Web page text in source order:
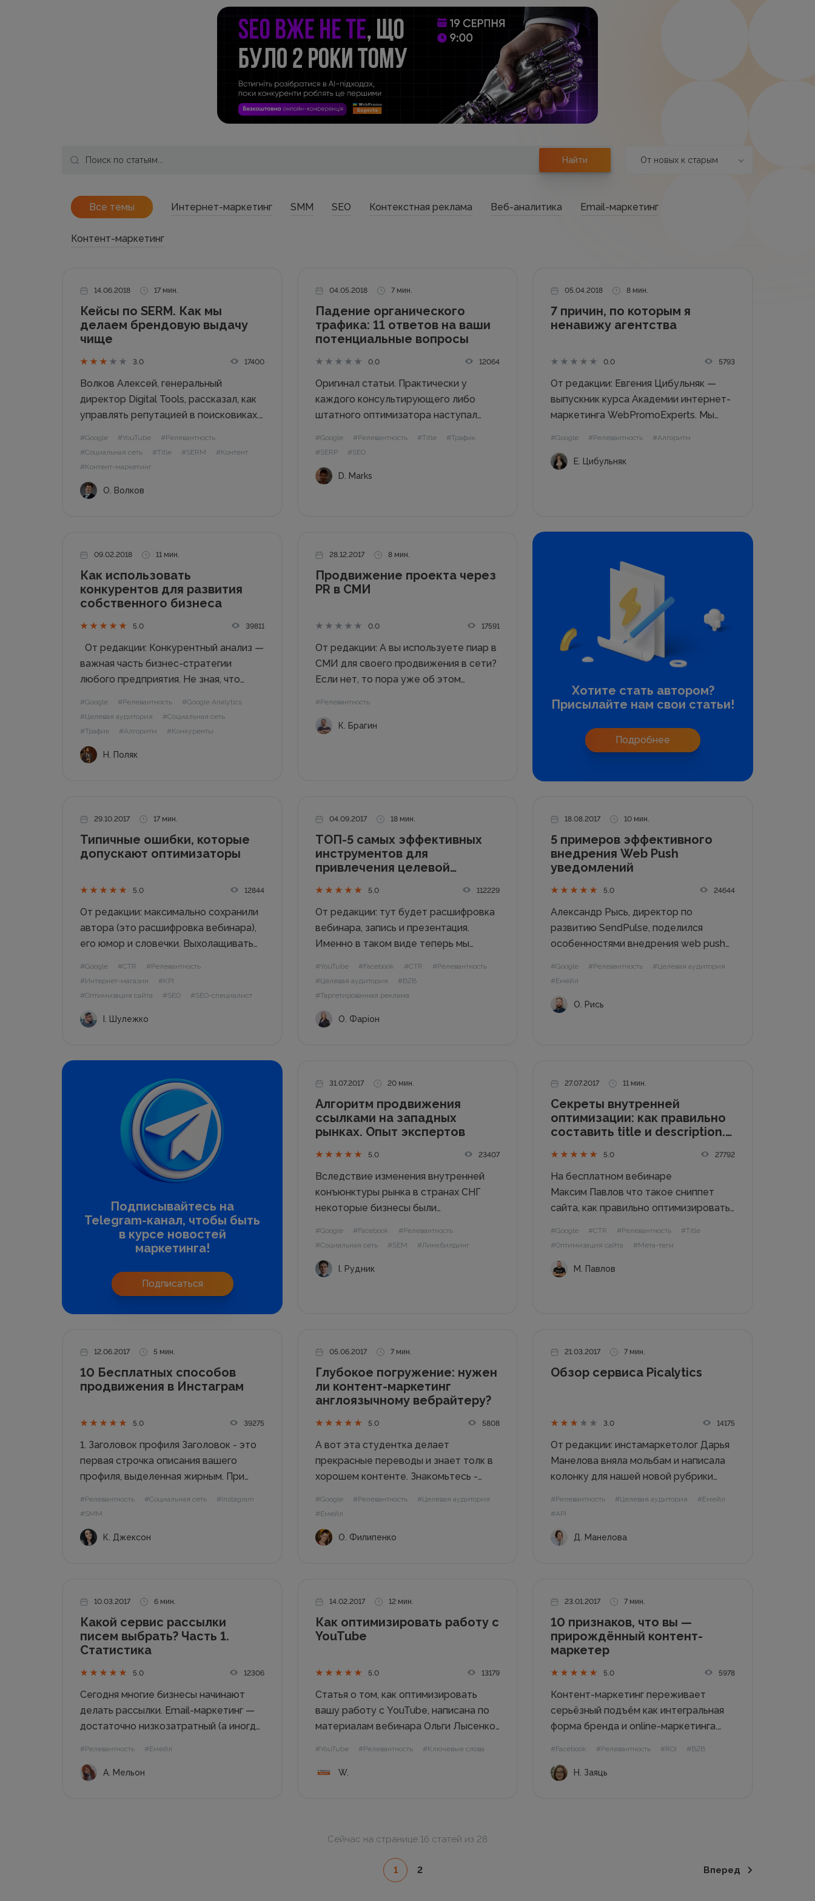
Найти От новых к старым
Все темы Интернет-маркетинг SMM SEO Контекстная реклама Веб-аналитика Email-маркетинг
Контент-маркетинг
14.06.2018 17 мин.
Кейсы по SERM. Как мы
делаем брендовую выдачу
чище
3.0 17400
Волков Алексей, генеральный
директор Digital Tools, рассказал, как
управлять репутацией в поисковиках.
– управление репутацией в поисковых
инструмент, который обеспечивает
#Google #YouTube
#Релевантность
#Социальная сеть
#Title #SERM
#Контент
#Контент-маркетинг
О. Волков
04.05.2018 7 мин.
Падение органического
трафика: 11 ответов на ваши
потенциальные вопросы
0.0 12064
Оригинал статьи. Практически у
каждого консультирующего либо
штатного оптимизатора наступал
причины довольно часто, потому
#Google #Релевантность #Title
#Трафик
#SERP
#SEO
D. Marks
05.04.2018 8 мин.
7 причин, по которым я
ненавижу агентства
0.0 5793
От редакции: Евгения Цибульняк —
выпускник курса Академии интернет-
маркетинга WebPromoExperts. Мы
представители digital-агентств
#Google #Релевантность #Алгоритм
Е. Цибульняк
09.02.2018 11 мин.
Как использовать
конкурентов для развития
собственного бизнеса
5.0 39811
От редакции: Конкурентный анализ —
важная часть бизнес-стратегии
любого предприятия. Не зная, что
продвигаться и в каком направлении
«мотаем на ус» и использует опыт
#Google #Релевантность
#Google Analytics
#Целевая аудитория
#Социальная сеть
#Трафик
#Алгоритм #Конкуренты
Н. Поляк
28.12.2017 8 мин.
Продвижение проекта через
PR в СМИ
0.0 17591
От редакции: А вы используете пиар в
СМИ для своего продвижения в сети?
Если нет, то пора уже об этом
продвижение проекта через PR в
#Релевантность
К. Брагин
Хотите стать автором?
Присылайте нам свои статьи!
Подробнее
29.10.2017 17 мин.
Типичные ошибки, которые
допускают оптимизаторы
5.0 12844
От редакции: максимально сохранили
автора (это расшифровка вебинара),
его юмор и словечки. Выхолащивать
детектив. Оптимизатор! SEO-
узнаешь: Как использовать
#Google #CTR
#Релевантность
#Интернет-магазин
#KPI
#Оптимизация сайта
#SEO #SEO-специалист
І. Шулежко
04.09.2017 18 мин.
ТОП-5 самых эффективных
инструментов для
привлечения целевой
5.0 112229
От редакции: тут будет расшифровка
вебинара, запись и презентация.
Именно в таком виде теперь мы
Читайте о том, как найти целевую
аудиторию в Инстаграм, как
для чего нужны блогеры и лидеры
#YouTube #Facebook #CTR
#Релевантность
#Целевая аудитория
#B2B
#Таргетированная реклама
О. Фаріон
18.08.2017 10 мин.
5 примеров эффективного
внедрения Web Push
уведомлений
5.0 24644
Александр Рысь, директор по
развитию SendPulse, поделился
особенностями внедрения web push
пуши, чтобы это было максимально
#Google #Релевантность
#Целевая аудитория
#Емейл
О. Рись
Подписывайтесь на
Telegram-канал, чтобы быть
в курсе новостей
маркетинга!
Подписаться
31.07.2017 20 мин.
Алгоритм продвижения
ссылками на западных
рынках. Опыт экспертов
5.0 23407
Вследствие изменения внутренней
конъюнктуры рынка в странах СНГ
некоторые бизнесы были
европейские и западные рынки.
экспорт Украины вырос на 28%, рост
#Google #Facebook
#Релевантность
#Социальная сеть
#SEM #Линкбилдинг
І. Рудник
27.07.2017 11 мин.
Секреты внутренней
оптимизации: как правильно
составить title и description.
5.0 27792
На бесплатном вебинаре
Максим Павлов что такое сниппет
сайта, как правильно оптимизировать
правильно составить тег Title и мета-
#Google #CTR #Релевантность
#Title
#Оптимизация сайта
#Мета-теги
М. Павлов
12.06.2017 5 мин.
10 Бесплатных способов
продвижения в Инстаграм
5.0 39275
1. Заголовок профиля Заголовок - это
первая строчка описания вашего
профиля, выделенная жирным. При
отличная возможность быть
#Релевантность #Социальная сеть
#Instagram
#SMM
К. Джексон
05.06.2017 7 мин.
Глубокое погружение: нужен
ли контент-маркетинг
англоязычному вебрайтеру?
5.0 5808
А вот эта студентка делает
прекрасные переводы и знает толк в
хорошем контенте. Знакомьтесь -
пишу веб-тексты на английском языке.
#Google #Релевантность
#Целевая аудитория
#Емейл
О. Филипенко
21.03.2017 7 мин.
Обзор сервиса Picalytics
3.0 14175
От редакции: инстамаркетолог Дарья
Манелова вняла мольбам и написала
колонку для нашей новой рубрики
провела с ними небольшое интервью.
#Релевантность #Целевая аудитория
#Емейл
#API
Д. Манелова
10.03.2017 6 мин.
Какой сервис рассылки
писем выбрать? Часть 1.
Статистика
5.0 12306
Сегодня многие бизнесы начинают
делать рассылки. Email-маркетинг —
достаточно низкозатратный (а иногда
делать рассылки со своего почтового
#Релевантность #Емейл
А. Мельон
14.02.2017 12 мин.
Как оптимизировать работу с
YouTube
5.0 13179
Статья о том, как оптимизировать
вашу работу с YouTube, написана по
материалам вебинара Ольги Лысенко,
статье подробно рассмотрены
#YouTube #Релевантность #Ключевые слова
W.
23.01.2017 7 мин.
10 признаков, что вы —
прирождённый контент-
маркетер
5.0 5978
Контент-маркетинг переживает
серьёзный подъём как интегральная
форма бренда и online-маркетинга.
востребованным в 2017. Вам нужны
#Facebook #Релевантность #ROI #B2B
Н. Заяць
Сейчас на странице 16 статей из 28
1 2 Вперед